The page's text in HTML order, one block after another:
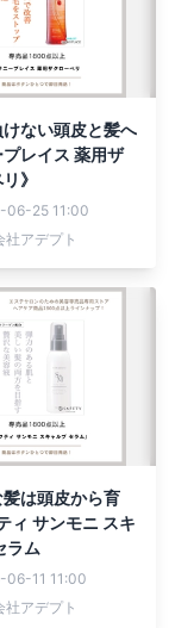
ない頭皮と髪へ
プレイス 薬用ザ
》
06-25 11:00
社アデプト
は頭皮から育
ィ サンモニ スキ
ラム
06-11 11:00
社アデプト